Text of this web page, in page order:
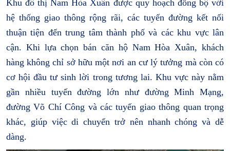
Khu đô thị Nam Hòa Xuân được quy hoạch đồng bộ với
hệ thống giao thông rộng rãi, các tuyến đường kết nối
thuận tiện đến trung tâm thành phố và các khu vực lân
cận. Khi lựa chọn bán căn hộ Nam Hòa Xuân, khách
hàng không chỉ sở hữu một nơi an cư lý tưởng mà còn có
cơ hội đầu tư sinh lời trong tương lai. Khu vực này nằm
gần nhiều tuyến đường lớn như đường Minh Mạng,
đường Võ Chí Công và các tuyến giao thông quan trọng
khác, giúp việc di chuyển trở nên nhanh chóng và dễ
dàng.